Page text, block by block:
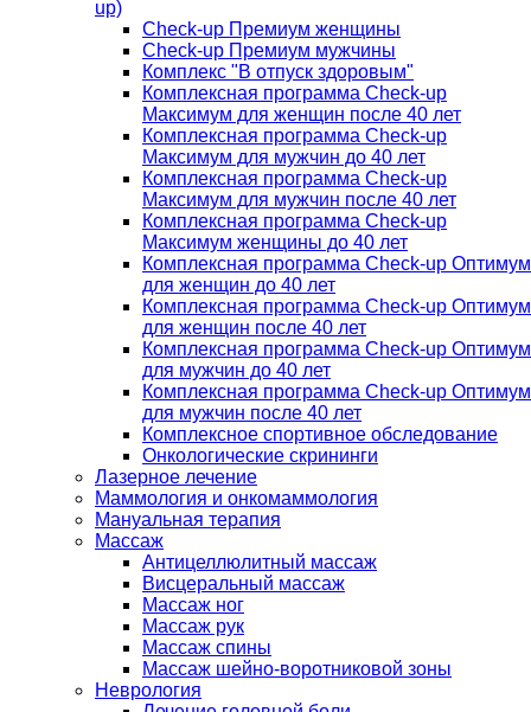
up)
Check-up Премиум женщины
Check-up Премиум мужчины
Комплекс "В отпуск здоровым"
Комплексная программа Check-up
Максимум для женщин после 40 лет
Комплексная программа Check-up
Максимум для мужчин до 40 лет
Комплексная программа Check-up
Максимум для мужчин после 40 лет
Комплексная программа Check-up
Максимум женщины до 40 лет
Комплексная программа Check-up Оптимум
для женщин до 40 лет
Комплексная программа Check-up Оптимум
для женщин после 40 лет
Комплексная программа Check-up Оптимум
для мужчин до 40 лет
Комплексная программа Check-up Оптимум
для мужчин после 40 лет
Комплексное спортивное обследование
Онкологические скрининги
Лазерное лечение
Маммология и онкомаммология
Мануальная терапия
Массаж
Антицеллюлитный массаж
Висцеральный массаж
Массаж ног
Массаж рук
Массаж спины
Массаж шейно-воротниковой зоны
Неврология